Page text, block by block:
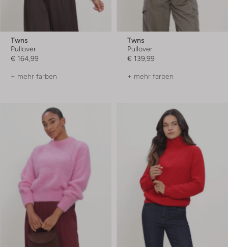
Twns
Pullover
€ 164,99
+ mehr farben
Twns
Pullover
€ 139,99
+ mehr farben